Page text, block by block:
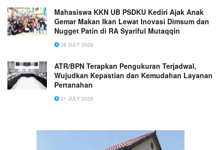
Mahasiswa KKN UB PSDKU Kediri Ajak Anak
Gemar Makan Ikan Lewat Inovasi Dimsum dan
Nugget Patin di RA Syariful Mutaqqin
28 JULY 2026
ATR/BPN Terapkan Pengukuran Terjadwal,
Wujudkan Kepastian dan Kemudahan Layanan
Pertanahan
21 JULY 2026